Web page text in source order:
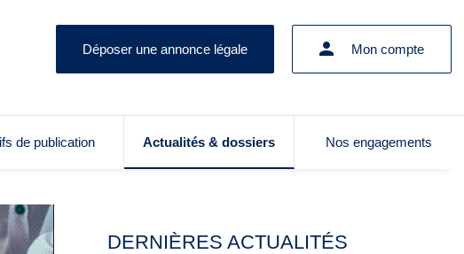
Déposer une annonce légale Mon compte
de publication Actualités & dossiers Nos engagements
DERNIÈRES ACTUALITÉS